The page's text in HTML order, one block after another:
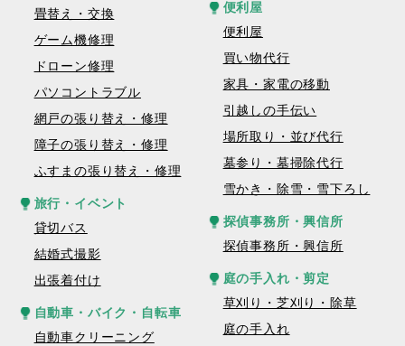
畳替え・交換
ゲーム機修理
ドローン修理
パソコントラブル
網戸の張り替え・修理
障子の張り替え・修理
ふすまの張り替え・修理
旅行・イベント
貸切バス
結婚式撮影
出張着付け
自動車・バイク・自転車
自動車クリーニング
便利屋
便利屋
買い物代行
家具・家電の移動
引越しの手伝い
場所取り・並び代行
墓参り・墓掃除代行
雪かき・除雪・雪下ろし
探偵事務所・興信所
探偵事務所・興信所
庭の手入れ・剪定
草刈り・芝刈り・除草
庭の手入れ